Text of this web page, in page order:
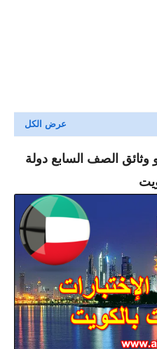
وثائق الصف السابع دولة